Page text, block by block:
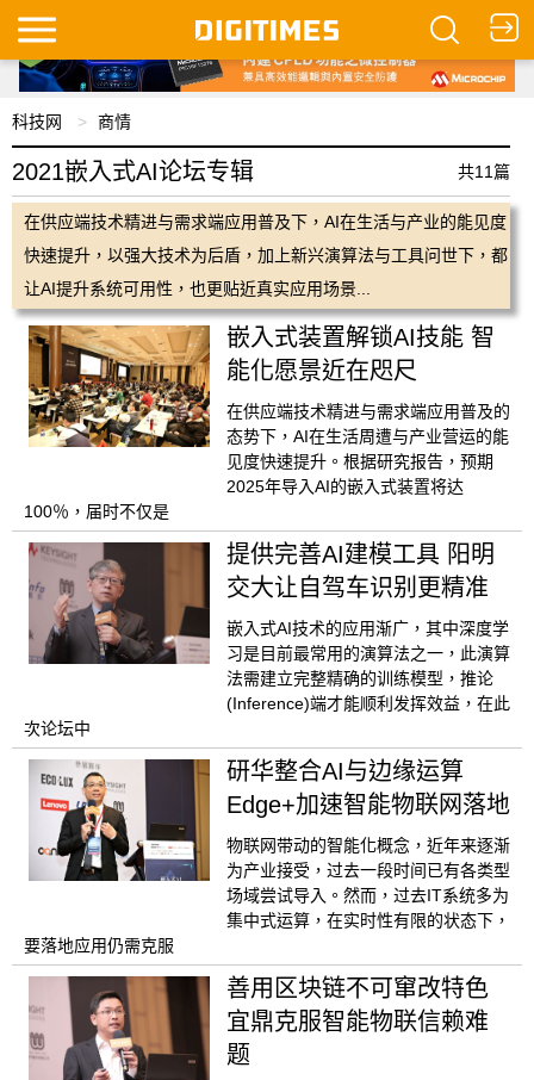
科技网 商情
2021嵌入式AI论坛专辑 共11篇
在供应端技术精进与需求端应用普及下，AI在生活与产业的能见度
快速提升，以强大技术为后盾，加上新兴演算法与工具问世下，都
让AI提升系统可用性，也更贴近真实应用场景...
嵌入式装置解锁AI技能 智
能化愿景近在咫尺
在供应端技术精进与需求端应用普及的
态势下，AI在生活周遭与产业营运的能
见度快速提升。根据研究报告，预期
2025年导入AI的嵌入式装置将达
100％，届时不仅是
提供完善AI建模工具 阳明
交大让自驾车识别更精准
嵌入式AI技术的应用渐广，其中深度学
习是目前最常用的演算法之一，此演算
法需建立完整精确的训练模型，推论
(Inference)端才能顺利发挥效益，在此
次论坛中
研华整合AI与边缘运算
Edge+加速智能物联网落地
物联网带动的智能化概念，近年来逐渐
为产业接受，过去一段时间已有各类型
场域尝试导入。然而，过去IT系统多为
集中式运算，在实时性有限的状态下，
要落地应用仍需克服
善用区块链不可窜改特色
宜鼎克服智能物联信赖难
题